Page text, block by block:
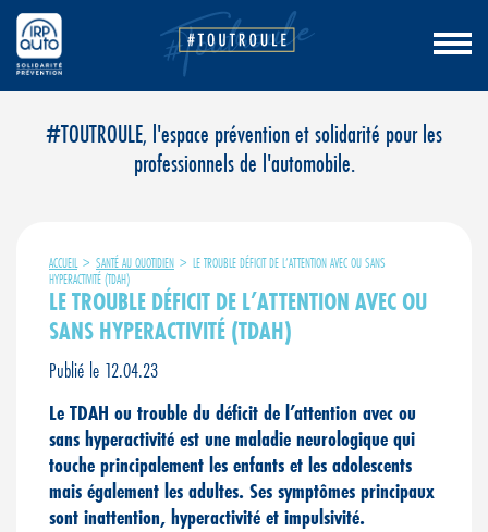
#TOUTROULE, l'espace prévention et solidarité pour les
professionnels de l'automobile.
ACCUEIL > SANTÉ AU QUOTIDIEN > LE TROUBLE DÉFICIT DE L’ATTENTION AVEC OU SANS
HYPERACTIVITÉ (TDAH)
LE TROUBLE DÉFICIT DE L’ATTENTION AVEC OU
SANS HYPERACTIVITÉ (TDAH)
Publié le 12.04.23
Le TDAH ou trouble du déficit de l’attention avec ou
sans hyperactivité est une maladie neurologique qui
touche principalement les enfants et les adolescents
mais également les adultes. Ses symptômes principaux
sont inattention, hyperactivité et impulsivité.